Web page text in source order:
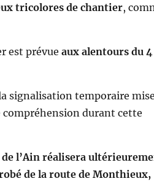
tricolores de chantier,
est prévueaux alentours du 4
signalisation temporaire
compréhension durant cette
l’Ain réalisera
de la route de Monthieux,